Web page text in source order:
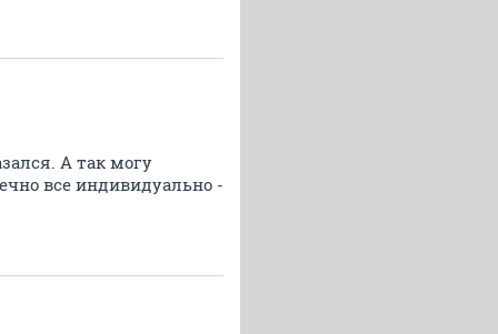
А так могу
все индивидуально -